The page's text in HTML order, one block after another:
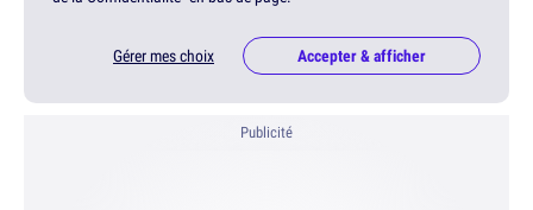
Gérer mes choix Accepter & afficher
Publicité